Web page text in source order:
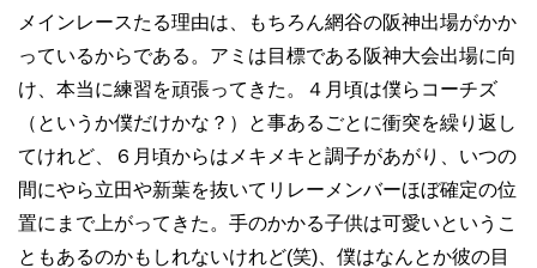
メインレースたる理由は、もちろん網谷の阪神出場がかか
っているからである。アミは目標である阪神大会出場に向
け、本当に練習を頑張ってきた。４月頃は僕らコーチズ
（というか僕だけかな？）と事あるごとに衝突を繰り返し
てけれど、６月頃からはメキメキと調子があがり、いつの
間にやら立田や新葉を抜いてリレーメンバーほぼ確定の位
置にまで上がってきた。手のかかる子供は可愛いというこ
ともあるのかもしれないけれど(笑)、僕はなんとか彼の目